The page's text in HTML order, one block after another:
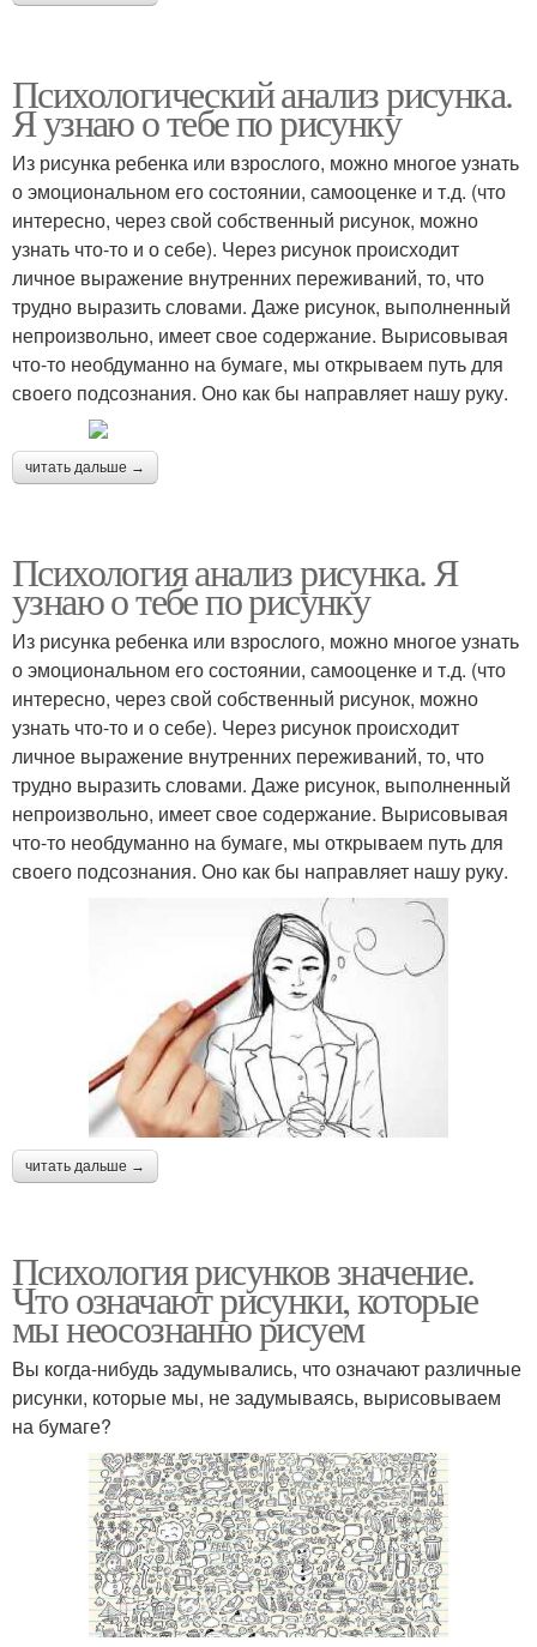
Психологический анализ рисунка.
Я узнаю о тебе по рисунку
Из рисунка ребенка или взрослого, можно многое узнать
о эмоциональном его состоянии, самооценке и т.д. (что
интересно, через свой собственный рисунок, можно
узнать что-то и о себе). Через рисунок происходит
личное выражение внутренних переживаний, то, что
трудно выразить словами. Даже рисунок, выполненный
непроизвольно, имеет свое содержание. Вырисовывая
что-то необдуманно на бумаге, мы открываем путь для
своего подсознания. Оно как бы направляет нашу руку.
читать дальше →
Психология анализ рисунка. Я
узнаю о тебе по рисунку
Из рисунка ребенка или взрослого, можно многое узнать
о эмоциональном его состоянии, самооценке и т.д. (что
интересно, через свой собственный рисунок, можно
узнать что-то и о себе). Через рисунок происходит
личное выражение внутренних переживаний, то, что
трудно выразить словами. Даже рисунок, выполненный
непроизвольно, имеет свое содержание. Вырисовывая
что-то необдуманно на бумаге, мы открываем путь для
своего подсознания. Оно как бы направляет нашу руку.
читать дальше →
Психология рисунков значение.
Что означают рисунки, которые
мы неосознанно рисуем
Вы когда-нибудь задумывались, что означают различные
рисунки, которые мы, не задумываясь, вырисовываем
на бумаге?